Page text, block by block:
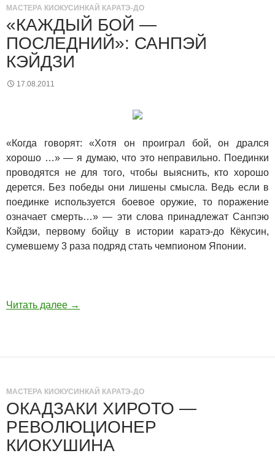
МАСТЕРА КИОКУСИНКАЙ КАРАТЭ-ДО
«КАЖДЫЙ БОЙ —
ПОСЛЕДНИЙ»: САНПЭЙ
КЭЙДЗИ
17.08.2011
«Когда говорят: «Хотя он проиграл бой, он дрался
хорошо …» — я думаю, что это неправильно. Поединки
проводятся не для того, чтобы выяснить, кто хорошо
дерется. Без победы они лишены смысла. Ведь если в
поединке используется боевое оружие, то поражение
означает смерть…» — эти слова принадлежат Санпэю
Кэйдзи, первому бойцу в истории каратэ-до Кёкусин,
сумевшему 3 раза подряд стать чемпионом Японии.
Читать далее →
МАСТЕРА КИОКУСИНКАЙ КАРАТЭ-ДО
ОКАДЗАКИ ХИРОТО —
РЕВОЛЮЦИОНЕР
КИОКУШИНА